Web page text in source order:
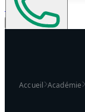
Espace Client
Accueil Académie